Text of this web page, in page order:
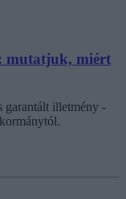
mutatjuk, miért
garantált illetmény -